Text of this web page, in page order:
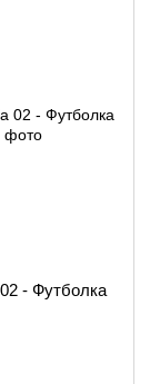
- Футболка